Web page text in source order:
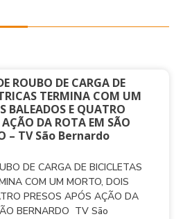
ROUBO DE CARGA DE
TERMINA COM UM
BALEADOS E QUATRO
AÇÃO DA ROTA EM SÃO
– TV São Bernardo
DE CARGA DE BICICLETAS
COM UM MORTO, DOIS
PRESOS APÓS AÇÃO DA
BERNARDO TV São